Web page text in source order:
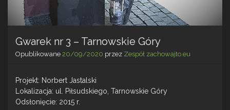
Gwarek nr 3 – Tarnowskie Góry
Opublikowane 20/09/2020 przez Zespół zachowajto.eu
Projekt: Norbert Jastalski
Lokalizacja: ul. Piłsudskiego, Tarnowskie Góry
Odsłonięcie: 2015 r.